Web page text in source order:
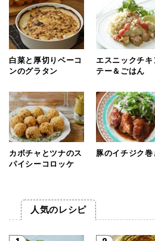
白菜と厚切りベーコ
ンのグラタン
エスニックチキ
テー＆ごはん
カボチャとツナのス
パイシーコロッケ
豚のイチジク巻
人気のレシピ